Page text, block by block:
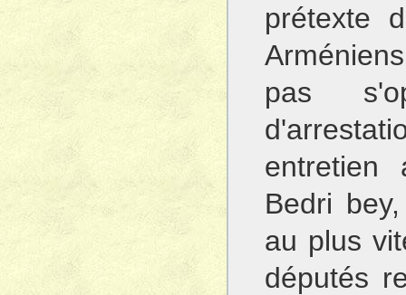
prétexte
pas
Bedri
au plus
députés